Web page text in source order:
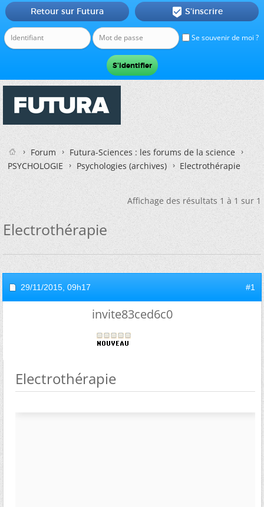
Se souvenir de moi ?
Retour sur Futura  S'inscrire
Forum
Futura-Sciences : les forums de la science
PSYCHOLOGIE
Psychologies (archives) Electrothérapie
Affichage des résultats 1 à 1 sur 1
Electrothérapie
29/11/2015, 09h17 #1
invite83ced6c0
Electrothérapie